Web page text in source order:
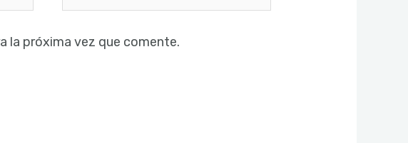
la próxima vez que comente.